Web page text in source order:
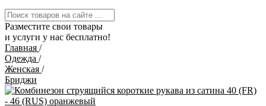
Разместите свои товары
и услуги у нас бесплатно!
Главная /
Одежда /
Женская /
Бриджи